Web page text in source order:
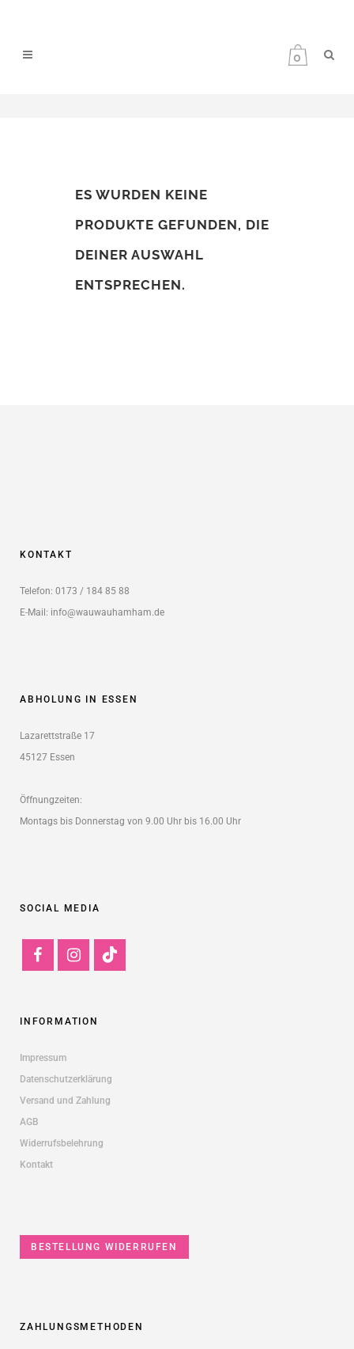
0
ES WURDEN KEINE
PRODUKTE GEFUNDEN, DIE
DEINER AUSWAHL
ENTSPRECHEN.
KONTAKT
Telefon: 0173 / 184 85 88
E-Mail: info@wauwauhamham.de
ABHOLUNG IN ESSEN
Lazarettstraße 17
45127 Essen
Öffnungzeiten:
Montags bis Donnerstag von 9.00 Uhr bis 16.00 Uhr
SOCIAL MEDIA
INFORMATION
Impressum
Datenschutzerklärung
Versand und Zahlung
AGB
Widerrufsbelehrung
Kontakt
BESTELLUNG WIDERRUFEN
ZAHLUNGSMETHODEN